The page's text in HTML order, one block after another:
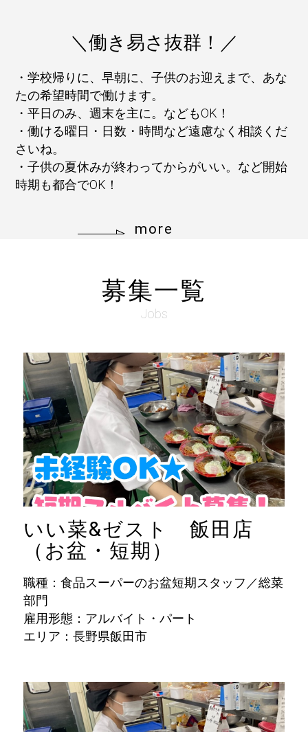
＼働き易さ抜群！／
・学校帰りに、早朝に、子供のお迎えまで、あな
たの希望時間で働けます。
・平日のみ、週末を主に。などもOK！
・働ける曜日・日数・時間など遠慮なく相談くだ
さいね。
・子供の夏休みが終わってからがいい。など開始
時期も都合でOK！
more
募集一覧
Jobs
いい菜&ゼスト 飯田店
（お盆・短期）
職種：食品スーパーのお盆短期スタッフ／総菜
部門
雇用形態：アルバイト・パート
エリア：長野県飯田市